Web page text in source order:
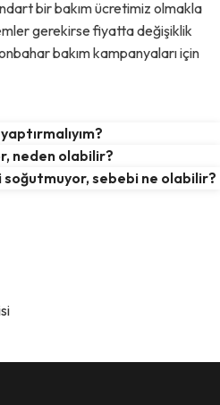
bir bakım ücretimiz olmakla
gerekirse fiyatta değişiklik
bakım kampanyaları için
neden olabilir?
sebebi ne olabilir?